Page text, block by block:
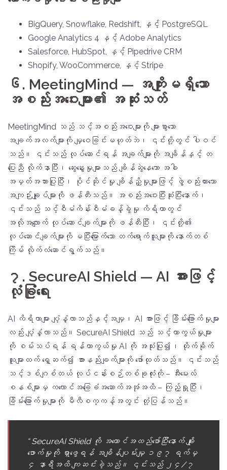
BigQuery, Snowflake, Redshift, နှင့် PostgreSQL
Google Analytics 4 နှင့် Adobe Analytics
Salesforce, HubSpot, နှင့် Pipedrive CRM
Shopify, WooCommerce, နှင့် Stripe
၆. MeetingMind — အကျိုးမရှိသော
အစည်းအဝေးများ၏ အဆုံးသတ်
MeetingMind သည် သင့်အစည်းအဝေးများကို များစွာသော
အချက်အလက်များကို မျှဝေခြင်းမဟုတ်ဘဲ၊ ၎င်းတို့တွင် ပါဝင်
သည်။ ၎င်းသည် လုပ်ဆောင်ရန် အချက်များကို အချိန်နှင့် တ
ပြေးညီ လိုက်နာပြီး၊ ဆွေးနွေးမှုများသည် ချိန်ဆွဲနေသော အခါ
အမှတ်အသားပြုပြီး၊ ပိုင်ဆိုင်မှု ချိန်ညှိမှုများဖြင့် ဖွဲ့စည်းထားသော
အကျဉ်းချုပ်များကို ဖန်တီးသည်။ အစည်းအဝေးပြီးဆုံးပြီးနောက်၊
၎င်းသည် သင့်စီမံကိန်းစီမံခန့်ခွဲမှု ကိရိယာတွင်
အလိုအလျောက် လုပ်ဆောင်ချက်များကို ဖန်တီးပြီး၊ ၎င်းတို့၏
လုပ်ဆောင်ချက်များကို မပြီးမြောက်သော တက်ရောက်သူများကို နောက်တစ်
ကြိမ် လိုက်လံဆောင်ရွက်သည်။
၇. SecureAI Shield — AI အားဖြင့်
လုံခြုံရေး
AI ကိရိယာများ ပျံ့နှံ့လာသည်နှင့်အမျှ၊ AI အားဖြင့် ခြိမ်းခြောက်မှုများ
လည်း ပျံ့နှံ့လာသည်။ SecureAI Shield သည် သင့်ကာကွယ်မှုများ
ကို စမ်းသပ်ရန် ရန်ကာကွယ်မှု AI ကို အသုံးပြု၍၊ တိုက်ခိုက်
သူများထက် ရှေ့ဆက်၍ အားနည်းချက်များကို ဖော်ထုတ်သည်။ ၎င်းသည်
သင့်ဒစ်ဂျစ်တယ် လုပ်ငန်းစဉ်တစ်ခုလုံးကို – အီးမေးလ်
စနစ်များမှ ကလောင်အခြေခံအဆောက်အအုံအထိ – ကြည့်ရှုပြီး၊
ခြိမ်းခြောက်မှုများကို မီလီစက္ကန့်အတွင်း တုံ့ပြန်သည်။
“ SecureAI Shield ကို အကောင်အထည်ဖော်ပြီးနောက် ချိုး
ဖောက်မှုကို ရှာဖွေရန် အချိန်ပျမ်းမျှ ၁၉၇ ရက်မှ
၄ နာရီအထိ ကျဆင်းခဲ့သည်။ ၎င်းသည် ၂၄/၇